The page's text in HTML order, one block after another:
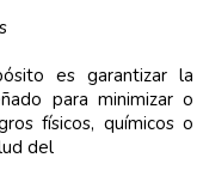
es garantizar la
para minimizar o
físicos, químicos o
del